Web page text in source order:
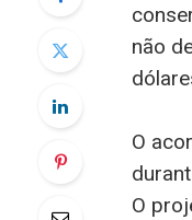
não
O
O